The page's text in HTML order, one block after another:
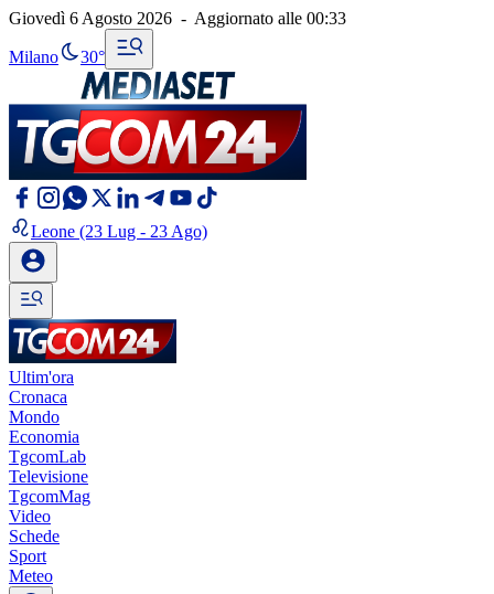
Giovedì 6 Agosto 2026 - Aggiornato alle 00:33
Milano 30°
Leone (23 Lug - 23 Ago)
Ultim'ora
Cronaca
Mondo
Economia
TgcomLab
Televisione
TgcomMag
Video
Schede
Sport
Meteo